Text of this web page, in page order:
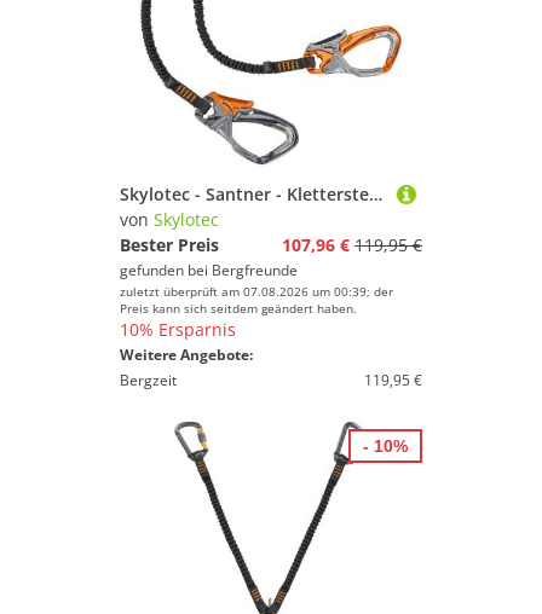
Skylotec - Santner - Klettersteigset schwarz/orange
von Skylotec
Bester Preis
107,96 € 119,95 €
gefunden bei Bergfreunde
zuletzt überprüft am 07.08.2026 um 00:39; der
Preis kann sich seitdem geändert haben.
10% Ersparnis
Weitere Angebote:
Bergzeit
119,95 €
- 10%